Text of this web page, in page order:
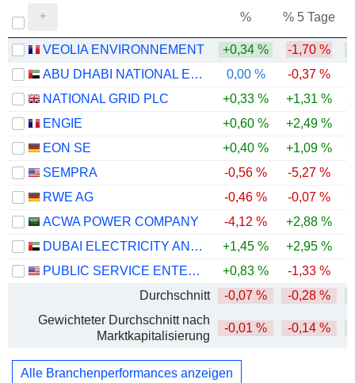
% % 5 Tage
VEOLIA ENVIRONNEMENT +0,34 % -1,70 %
ABU DHABI NATIONAL ENERGY COMPANY
0,00 % -0,37 %
NATIONAL GRID PLC
+0,33 % +1,31 %
ENGIE
+0,60 % +2,49 %
EON SE
+0,40 % +1,09 %
SEMPRA
-0,56 % -5,27 %
RWE AG
-0,46 % -0,07 %
ACWA POWER COMPANY
-4,12 % +2,88 %
DUBAI ELECTRICITY AND WATER AUTHORITY
+1,45 % +2,95 %
PUBLIC SERVICE ENTERPRISE GROUP, INC.
+0,83 % -1,33 %
Durchschnitt
-0,07 % -0,28 %
Gewichteter Durchschnitt nach
Marktkapitalisierung
-0,01 % -0,14 %
Alle Branchenperformances anzeigen